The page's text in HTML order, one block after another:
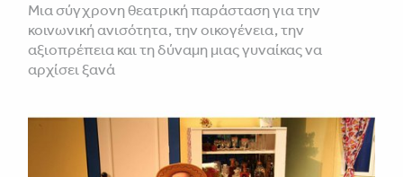
Μια σύγχρονη θεατρική παράσταση για την
κοινωνική ανισότητα, την οικογένεια, την
αξιοπρέπεια και τη δύναμη μιας γυναίκας να
αρχίσει ξανά